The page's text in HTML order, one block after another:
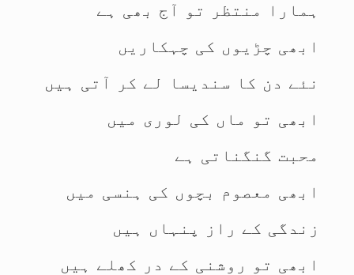
ہمارا منتظر تو آج بھی ہے
ابھی چڑیوں کی چہکاریں
نئے دن کا سندیسا لے کر آتی ہیں
ابھی تو ماں کی لوری میں
محبت گنگناتی ہے
ابھی معصوم بچوں کی ہنسی میں
زندگی کے راز پنہاں ہیں
ابھی تو روشنی کے در کھلے ہیں